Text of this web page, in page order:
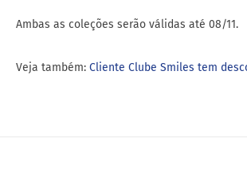
Ambas as coleções serão válidas até 08/11.
Veja também: Cliente Clube Smiles tem